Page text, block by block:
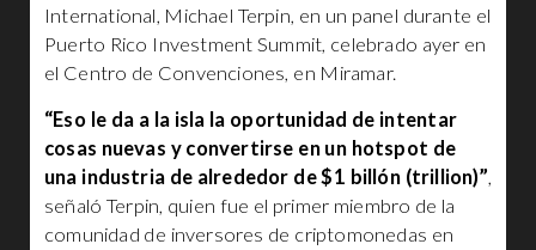
International, Michael Terpin, en un panel durante el
Puerto Rico Investment Summit, celebrado ayer en
el Centro de Convenciones, en Miramar.
“Eso le da a la isla la oportunidad de intentar
cosas nuevas y convertirse en un hotspot de
una industria de alrededor de $1 billón (trillion)”,
señaló Terpin, quien fue el primer miembro de la
comunidad de inversores de criptomonedas en